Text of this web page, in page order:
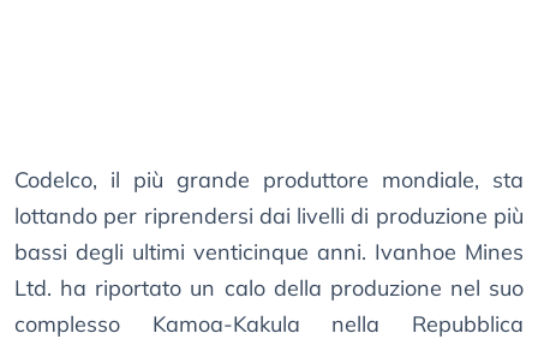
Codelco, il più grande produttore mondiale, sta
lottando per riprendersi dai livelli di produzione più
bassi degli ultimi venticinque anni. Ivanhoe Mines
Ltd. ha riportato un calo della produzione nel suo
complesso Kamoa-Kakula nella Repubblica